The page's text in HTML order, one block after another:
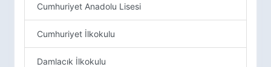
Cumhuriyet Anadolu Lisesi
Cumhuriyet İlkokulu
Damlacık İlkokulu